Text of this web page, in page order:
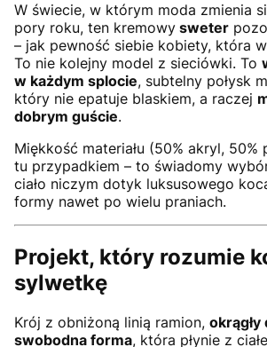
W świecie, w którym moda zmienia
pory roku, ten kremowy sweter
– jak pewność siebie kobiety, która
To nie kolejny model z sieciówki. To
w każdym splocie, subtelny połysk
który nie epatuje blaskiem, a raczej
dobrym guście.
Miękkość materiału (50% akryl, 50%
tu przypadkiem – to świadomy
ciało niczym dotyk luksusowego
formy nawet po wielu praniach.
Projekt, który rozumie
sylwetkę
Krój z obniżoną linią ramion, okrągły
swobodna forma, która płynie z